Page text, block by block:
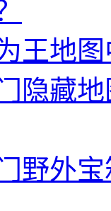
王地
隐藏
野外